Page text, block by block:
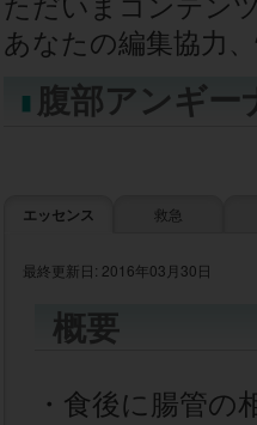
あなたの編集協力
腹部アンギ
エッセンス 救急
最終更新日: 2016年03月30日
概要
・食後に腸管